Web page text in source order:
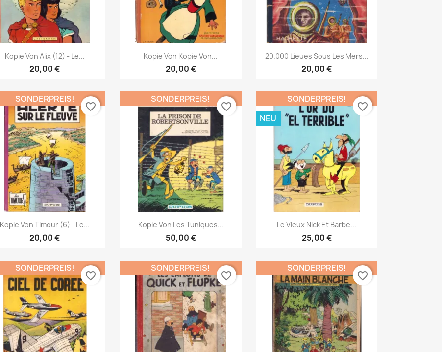
Vorschau
Kopie Von Alix (12) - Le...
20,00 €
Vorschau
Kopie Von Kopie Von...
20,00 €
Vorschau
20.000 Lieues Sous Les Mers...
20,00 €
Vorschau
Kopie Von Timour (6) - Le...
20,00 €
SONDERPREIS!
favorite_border
Vorschau
Kopie Von Les Tuniques...
50,00 €
SONDERPREIS!
favorite_border
Vorschau
Le Vieux Nick Et Barbe...
25,00 €
SONDERPREIS!
NEU
favorite_border
SONDERPREIS!
favorite_border
SONDERPREIS!
favorite_border
SONDERPREIS!
favorite_border